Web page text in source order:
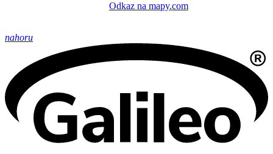
Odkaz na mapy.com
nahoru